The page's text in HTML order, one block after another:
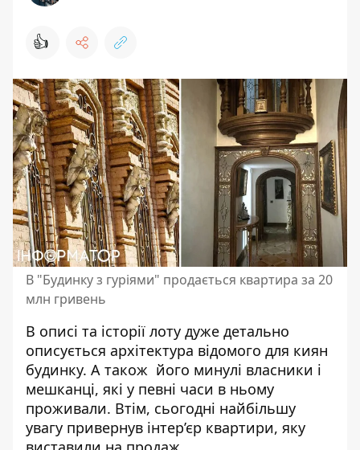
👍
В "Будинку з гуріями" продається квартира за 20
млн гривень
В описі та історії лоту дуже детально
описується архітектура відомого для киян
будинку. А також його минулі власники і
мешканці, які у певні часи в ньому
проживали. Втім, сьогодні найбільшу
увагу привернув інтер’єр квартири, яку